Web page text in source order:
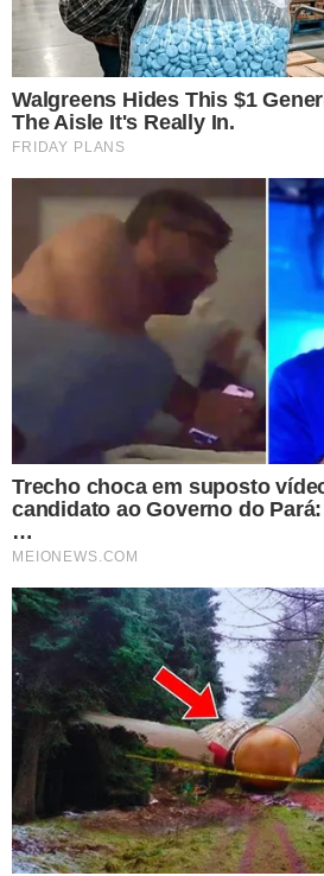
Outros destaques das oitavas:
Internazionale 2 x 1 Fluminense
PSG 2 x 0 Porto
Benfica elimina o Chelsea nos
River Plate surpreende o
SEMIFINAIS DE PESO
Manchester City venceu o
superioridade já demonstrada na
lado, oReal Madrid derrotou o
destaque para Bellingham e
Na disputa pelo terceiro lugar, os
melhor sobre os franceses,
FINAL ELETRIZANTE
A grande final foi digna de uma
Clubes:Real Madrid 3 x 2
o placar com Haaland,mas o Real
deVini Jr, Rodrygo e Bellingham.